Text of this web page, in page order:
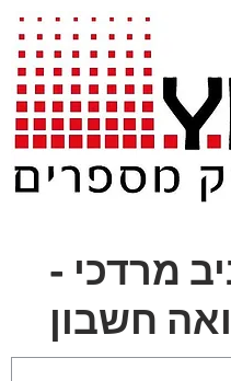
מרדכי -
חשבון